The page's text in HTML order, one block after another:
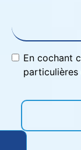
En cochant